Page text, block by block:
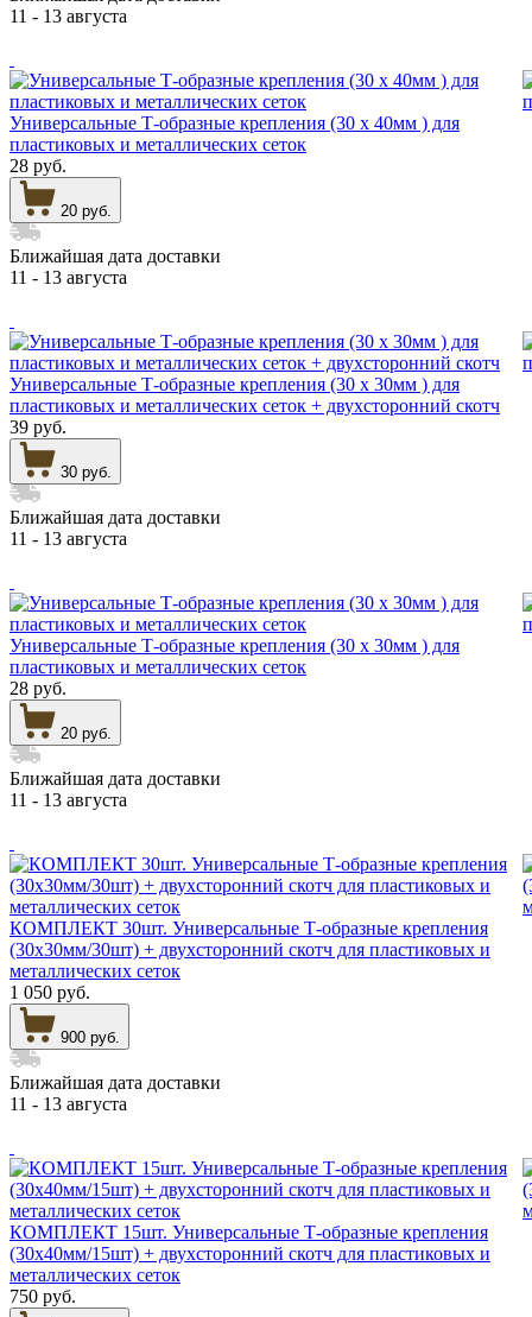
11 - 13 августа
Универсальные Т-образные крепления (30 х 40мм ) для
пластиковых и металлических сеток
28 руб.
20 руб.
Ближайшая дата доставки
11 - 13 августа
Универсальные Т-образные крепления (30 х 30мм ) для
пластиковых и металлических сеток + двухсторонний скотч
39 руб.
30 руб.
Ближайшая дата доставки
11 - 13 августа
Универсальные Т-образные крепления (30 х 30мм ) для
пластиковых и металлических сеток
28 руб.
20 руб.
Ближайшая дата доставки
11 - 13 августа
КОМПЛЕКТ 30шт. Универсальные Т-образные крепления
(30х30мм/30шт) + двухсторонний скотч для пластиковых и
металлических сеток
1 050 руб.
900 руб.
Ближайшая дата доставки
11 - 13 августа
КОМПЛЕКТ 15шт. Универсальные Т-образные крепления
(30х40мм/15шт) + двухсторонний скотч для пластиковых и
металлических сеток
750 руб.